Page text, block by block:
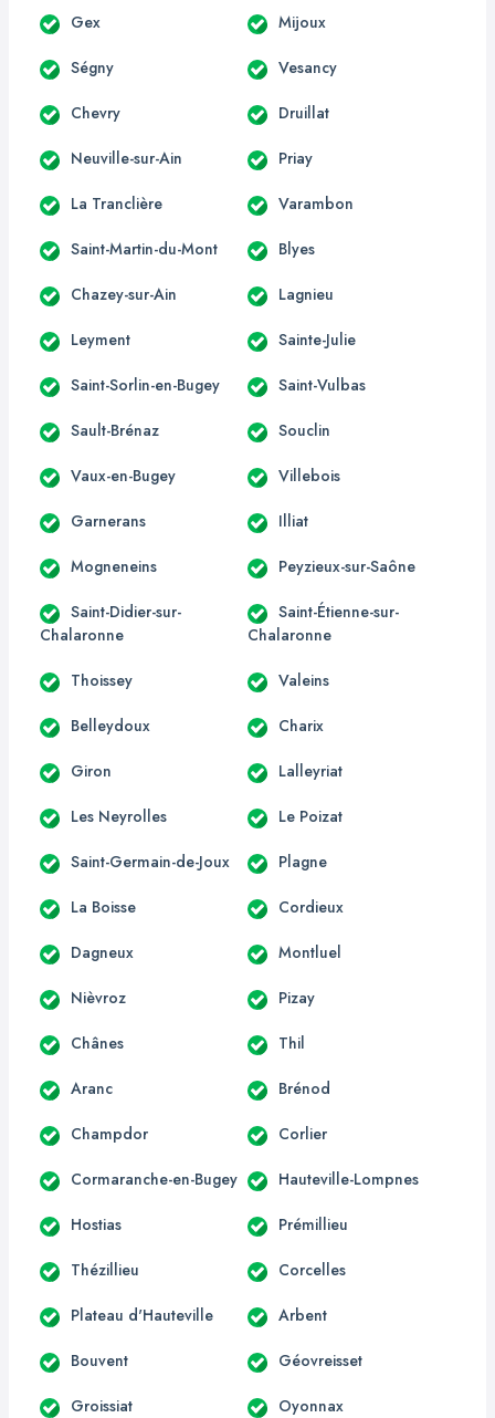
Gex Mijoux
Ségny Vesancy
Chevry Druillat
Neuville-sur-Ain Priay
La Tranclière Varambon
Saint-Martin-du-Mont Blyes
Chazey-sur-Ain Lagnieu
Leyment Sainte-Julie
Saint-Sorlin-en-Bugey Saint-Vulbas
Sault-Brénaz Souclin
Vaux-en-Bugey Villebois
Garnerans Illiat
Mogneneins Peyzieux-sur-Saône
Saint-Didier-sur-
Chalaronne
Saint-Étienne-sur-
Chalaronne
Thoissey Valeins
Belleydoux Charix
Giron Lalleyriat
Les Neyrolles Le Poizat
Saint-Germain-de-Joux Plagne
La Boisse Cordieux
Dagneux Montluel
Nièvroz Pizay
Chânes Thil
Aranc Brénod
Champdor Corlier
Cormaranche-en-Bugey Hauteville-Lompnes
Hostias Prémillieu
Thézillieu Corcelles
Plateau d'Hauteville Arbent
Bouvent Géovreisset
Groissiat Oyonnax